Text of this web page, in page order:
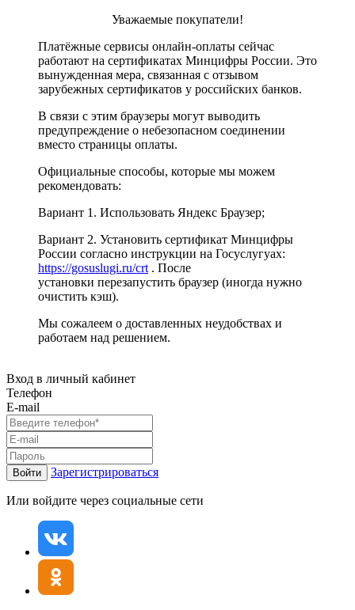
Уважаемые покупатели!
Платёжные сервисы онлайн-оплаты сейчас
работают на сертификатах Минцифры России. Это
вынужденная мера, связанная с отзывом
зарубежных сертификатов у российских банков.
В связи с этим браузеры могут выводить
предупреждение о небезопасном соединении
вместо страницы оплаты.
Официальные способы, которые мы можем
рекомендовать:
Вариант 1. Использовать Яндекс Браузер;
Вариант 2. Установить сертификат Минцифры
России согласно инструкции на Госуслугуах:
https://gosuslugi.ru/crt . После
установки перезапустить браузер (иногда нужно
очистить кэш).
Мы сожалеем о доставленных неудобствах и
работаем над решением.
Вход в личный кабинет
Телефон
E-mail
Войти Зарегистрироваться
Или войдите через социальные сети